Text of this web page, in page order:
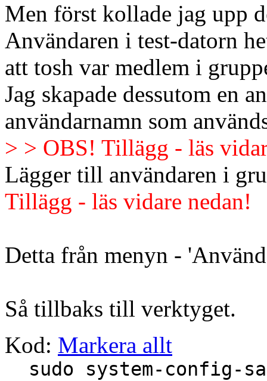
Men först kollade jag upp
Användaren i test-datorn
att tosh var medlem i
Jag skapade dessutom en
användarnamn som
> > OBS! Tillägg - läs
Lägger till användaren i
Tillägg - läs vidare nedan!
Detta från menyn -
Så tillbaks till verktyget.
Kod: Markera allt
sudo system-config-